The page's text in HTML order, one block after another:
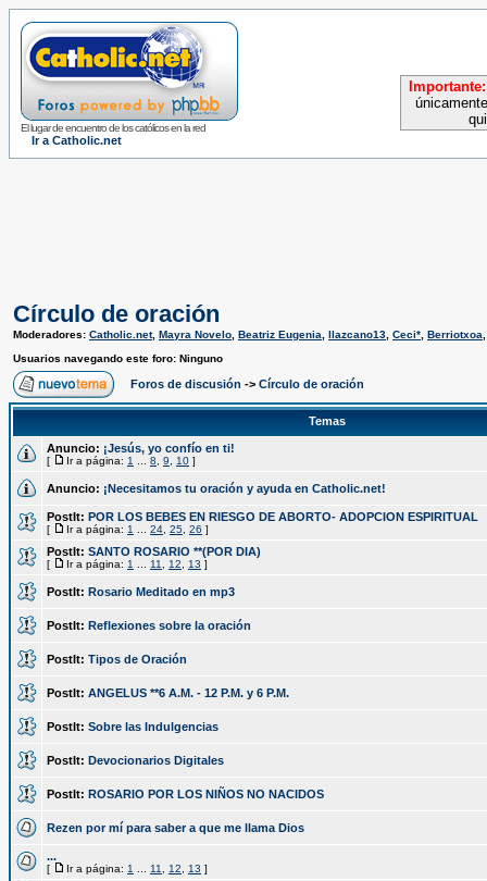
El lugar de encuentro de los católicos en la red
Ir a Catholic.net
Importante:
Círculo de oración
Moderadores: Catholic.net, Mayra Novelo Beatriz Eugenia llazcano13 Ceci* Berriotxoa
Usuarios navegando este foro: Ninguno
Foros de discusión -> Círculo de oración
Temas
Anuncio: ¡Jesús, yo confío en ti!
[ Ir a página: 1 8 9 10 ]
Anuncio: ¡Necesitamos tu oración y ayuda en Catholic.net!
PostIt: POR LOS BEBES EN RIESGO DE ABORTO- ADOPCION ESPIRITUAL
[ Ir a página: 1 24 25 26 ]
PostIt: SANTO ROSARIO **(POR DIA)
[ Ir a página: 1 11 12 13 ]
PostIt: Rosario Meditado en mp3
PostIt: Reflexiones sobre la oración
PostIt: Tipos de Oración
PostIt: ANGELUS **6 A.M. - 12 P.M. y 6 P.M.
PostIt: Sobre las Indulgencias
PostIt: Devocionarios Digitales
PostIt: ROSARIO POR LOS NIÑOS NO NACIDOS
Rezen por mí para saber a que me llama Dios
...
[ Ir a página: 1 11 12 13 ]